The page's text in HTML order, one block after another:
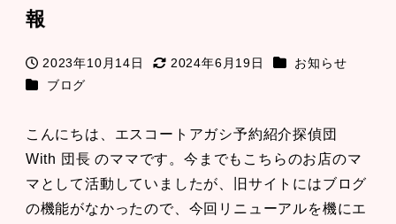
報
投稿日
2023年10月14日
更新日
2024年6月19日 カテゴリー
お知らせ
カテゴリー
ブログ
こんにちは、エスコートアガシ予約紹介探偵団
With 団長 のママです。今までもこちらのお店のマ
マとして活動していましたが、旧サイトにはブログ
の機能がなかったので、今回リニューアルを機にエ